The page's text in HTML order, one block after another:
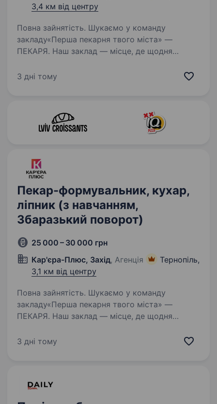
3,4 км від центру
Повна зайнятість. Шукаємо у команду
закладу«Перша пекарня твого міста» —
ПЕКАРЯ. Наш заклад — місце, де щодня
виріб створюється з теплом і турботою.
3 дні тому
Пекар-формувальник, кухар,
ліпник (з навчанням,
Збаразький поворот)
25 000 – 30 000 грн
Кар'єра-Плюс, Захід, Агенція
Тернопіль,
3,1 км від центру
Повна зайнятість. Шукаємо у команду
закладу«Перша пекарня твого міста» —
ПЕКАРЯ. Наш заклад — місце, де щодня
виріб створюється з теплом і турботою.
3 дні тому